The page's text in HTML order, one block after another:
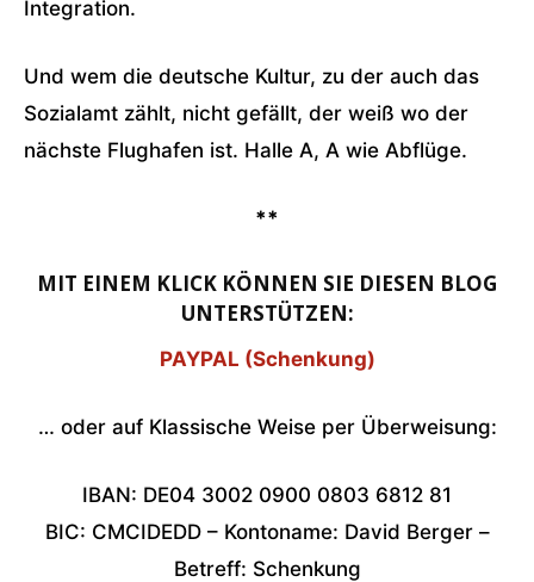
Integration.
Und wem die deutsche Kultur, zu der auch das
Sozialamt zählt, nicht gefällt, der weiß wo der
nächste Flughafen ist. Halle A, A wie Abflüge.
**
MIT EINEM KLICK KÖNNEN SIE DIESEN BLOG
UNTERSTÜTZEN:
PAYPAL (Schenkung)
… oder auf Klassische Weise per Überweisung:
IBAN: DE04 3002 0900 0803 6812 81
BIC: CMCIDEDD – Kontoname: David Berger –
Betreff: Schenkung